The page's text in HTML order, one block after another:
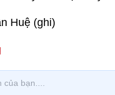
Huệ (ghi)